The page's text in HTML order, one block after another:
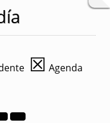
☒ Agenda